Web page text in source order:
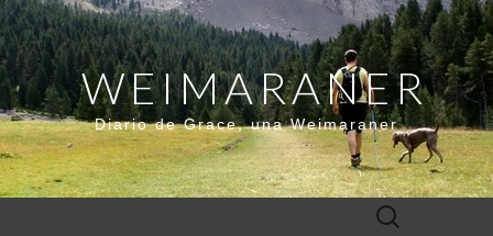
WEIMARANER
Diario de Grace, una Weimaraner
Buscar: